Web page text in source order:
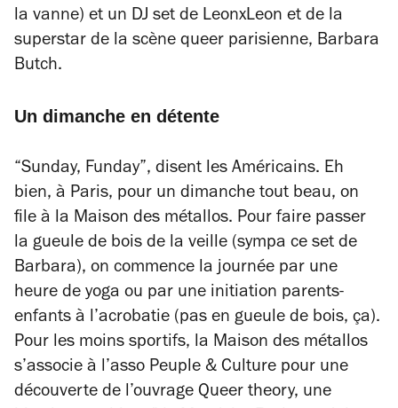
la vanne) et un DJ set de LeonxLeon et de la
superstar de la scène queer parisienne, Barbara
Butch.
Un dimanche en détente
“Sunday, Funday”, disent les Américains. Eh
bien, à Paris, pour un dimanche tout beau, on
file à la Maison des métallos. Pour faire passer
la gueule de bois de la veille (sympa ce set de
Barbara), on commence la journée par une
heure de yoga ou par une initiation parents-
enfants à l’acrobatie (pas en gueule de bois, ça).
Pour les moins sportifs, la Maison des métallos
s’associe à l’asso Peuple & Culture pour une
découverte de l’ouvrage Queer theory, une